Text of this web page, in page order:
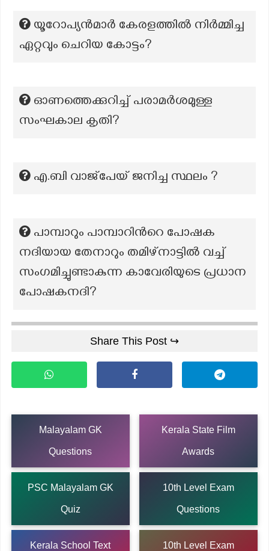
യൂറോപ്യൻമാർ കേരളത്തിൽ നിർമ്മിച്ച
ഏറ്റവും ചെറിയ കോട്ടം?
ഓണത്തെക്കുറിച്ച് പരാമർശമുള്ള
സംഘകാല കൃതി?
എ.ബി വാജ്‌പേയ് ജനിച്ച സ്ഥലം ?
പാമ്പാറും പാമ്പാറിന്‍റെ പോഷക
നദിയായ തേനാറും തമിഴ്നാട്ടില്‍ വച്ച്
സംഗമിച്ചുണ്ടാകുന്ന കാവേരിയുടെ പ്രധാന
പോഷകനദി?
Share This Post ↪
Malayalam GK
Questions
Kerala State Film
Awards
PSC Malayalam GK
Quiz
10th Level Exam
Questions
Kerala School Text 10th Level Exam